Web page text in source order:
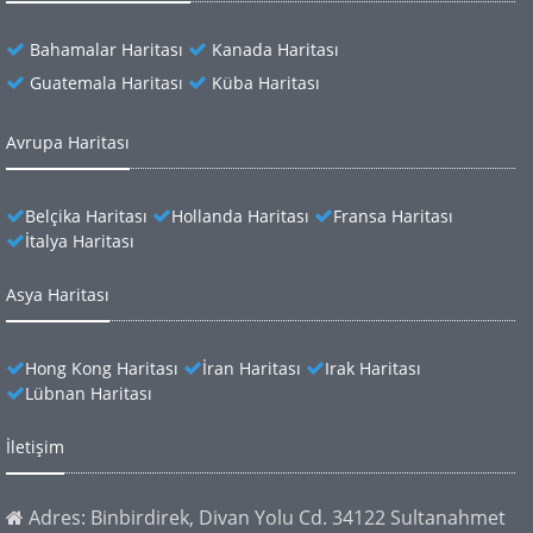
Bahamalar Haritası
Kanada Haritası
Guatemala Haritası
Küba Haritası
Avrupa Haritası
Belçika Haritası Hollanda Haritası
Fransa Haritası
İtalya Haritası
Asya Haritası
Hong Kong Haritası İran Haritası
Irak Haritası
Lübnan Haritası
İletişim
Adres: Binbirdirek, Divan Yolu Cd. 34122 Sultanahmet